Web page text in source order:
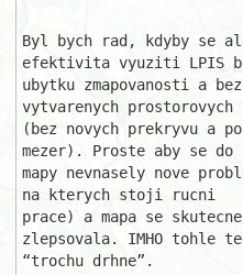
Byl bych rad, kdyby se
efektivita vyuziti LPIS
ubytku zmapovanosti a
vytvarenych prostorovych
(bez novych prekryvu a
mezer). Proste aby se do
mapy nevnasely nove
na kterych stoji rucni
prace) a mapa se
zlepsovala. IMHO tohle
“trochu drhne”.